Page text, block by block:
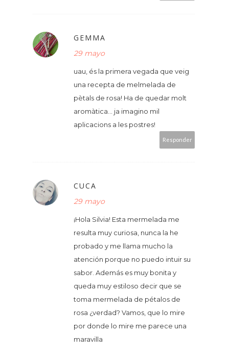
GEMMA
29 mayo
uau, és la primera vegada que veig
una recepta de melmelada de
pètals de rosa! Ha de quedar molt
aromàtica... ja imagino mil
aplicacions a les postres!
Responder
CUCA
29 mayo
¡Hola Silvia! Esta mermelada me
resulta muy curiosa, nunca la he
probado y me llama mucho la
atención porque no puedo intuir su
sabor. Además es muy bonita y
queda muy estiloso decir que se
toma mermelada de pétalos de
rosa ¿verdad? Vamos, que lo mire
por donde lo mire me parece una
maravilla